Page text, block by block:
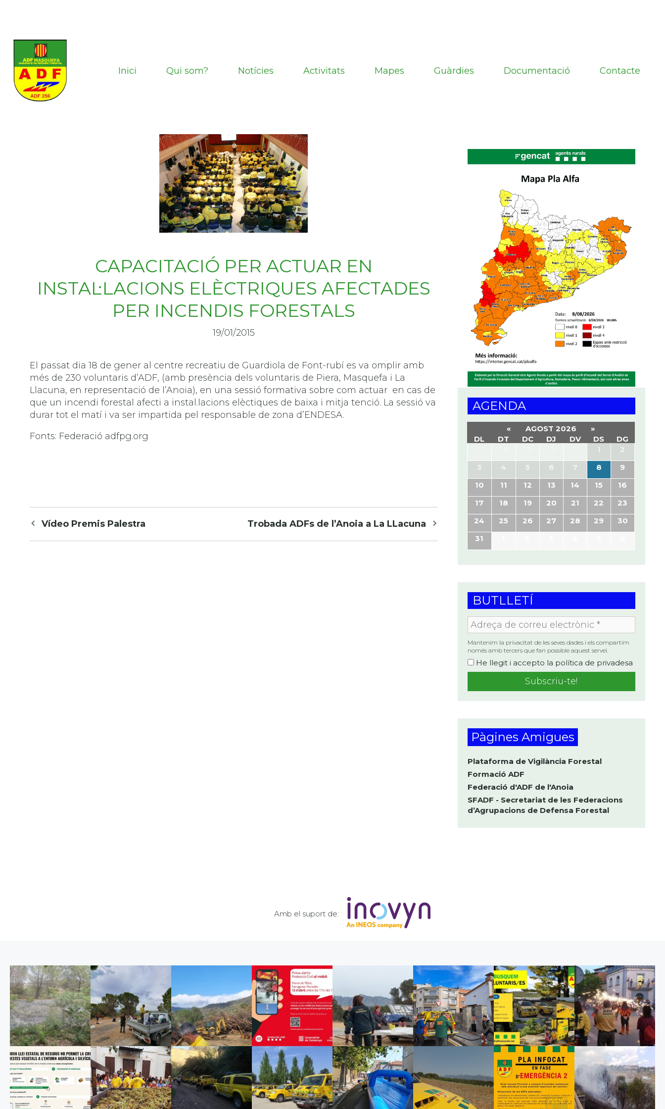
contingut
Inici
Qui som? Notícies Activitats Mapes Guàrdies Documentació Contacte
CAPACITACIÓ PER ACTUAR EN
INSTAL·LACIONS ELÈCTRIQUES AFECTADES
PER INCENDIS FORESTALS
19/01/2015
El passat dia 18 de gener al centre recreatiu de Guardiola de Font-rubí es va omplir amb
més de 230 voluntaris d’ADF, (amb presència dels voluntaris de Piera, Masquefa i La
Llacuna, en representació de l’Anoia), en una sessió formativa sobre com actuar en cas de
que un incendi forestal afecti a instal.lacions elèctiques de baixa i mitja tenció. La sessió va
durar tot el matí i va ser impartida pel responsable de zona d’ENDESA.
Fonts: Federació adfpg.org
Navegació
Vídeo Premis Palestra Trobada ADFs de l’Anoia a La LLacuna
AGENDA
« AGOST 2026
»
DL
DT DC DJ DV DS
DG
1
2
3
4 5 6 7 8
9
10
11 12 13 14 15
16
17
18 19 20 21 22
23
24
25 26 27 28 29
30
31
BUTLLETÍ
Adreça
de
correu
electrònic
*
Mantenim la privacitat de les seves dades i els compartim
només amb tercers que fan possible aquest servei.
He llegit i accepto la política de privadesa
Pàgines Amigues
Plataforma de Vigilància Forestal
Formació ADF
Federació d'ADF de l'Anoia
SFADF - Secretariat de les Federacions
d’Agrupacions de Defensa Forestal
Amb el suport de: